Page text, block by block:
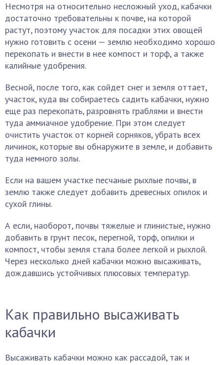
Несмотря на относительно несложный уход, кабачки
достаточно требовательны к почве, на которой
растут, поэтому участок для посадки этих овощей
нужно готовить с осени — землю необходимо хорошо
перекопать и внести в нее компост и торф, а также
калийные удобрения.
Весной, после того, как сойдет снег и земля оттает,
участок, куда вы собираетесь садить кабачки, нужно
еще раз перекопать, разровнять граблями и внести
туда аммиачное удобрение. При этом следует
очистить участок от корней сорняков, убрать всех
личинок, которые вы обнаружите в земле, и добавить
туда немного золы.
Если на вашем участке песчаные рыхлые почвы, в
землю также следует добавить древесных опилок и
сухой глины.
А если, наоборот, почвы тяжелые и глинистые, нужно
добавить в грунт песок, перегной, торф, опилки и
компост, чтобы земля стала более легкой и рыхлой.
Через несколько дней кабачки можно высаживать,
дождавшись устойчивых плюсовых температур.
Как правильно высаживать
кабачки
Высаживать кабачки можно как рассадой, так и